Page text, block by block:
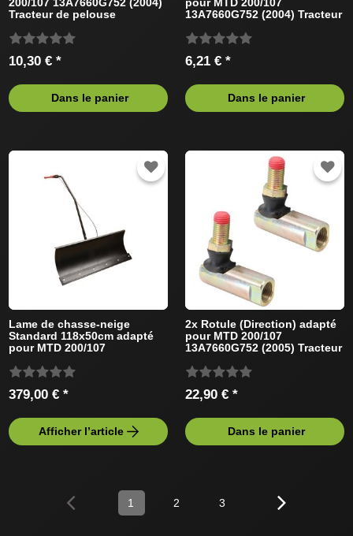
200/107 13A7660G752 (2004)
Tracteur de pelouse
10,30 € *
Dans le panier
pour MTD 200/107
13A7660G752 (2004) Tracteur
6,21 € *
Dans le panier
Lame de chasse-neige
Standard 118x50cm adapté
pour MTD 200/107
pelouse
379,00 € *
Afficher l’article
2x Rotule (Direction) adapté
pour MTD 200/107
13A7660G752 (2005) Tracteur
22,90 € *
Dans le panier
1 2 3